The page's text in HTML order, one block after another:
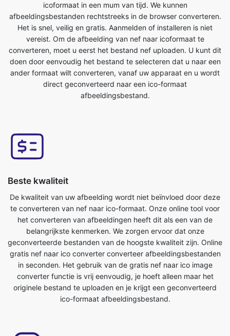
converteren, moet u eerst het bestand nef uploaden. U kunt dit
doen door eenvoudig het bestand te selecteren dat u naar een
ander formaat wilt converteren, vanaf uw apparaat en u wordt
direct geconverteerd naar een ico-formaat
afbeeldingsbestand.
Beste kwaliteit
De kwaliteit van uw afbeelding wordt niet beïnvloed door deze
het converteren van afbeeldingen heeft dit als een van de
belangrijkste kenmerken. We zorgen ervoor dat onze
geconverteerde bestanden van de hoogste kwaliteit zijn. Online
gratis nef naar ico converter converteer afbeeldingsbestanden
in seconden. Het gebruik van de gratis nef naar ico image
converter functie is vrij eenvoudig, je hoeft alleen maar het
originele bestand te uploaden en je krijgt een geconverteerd
ico-formaat afbeeldingsbestand.